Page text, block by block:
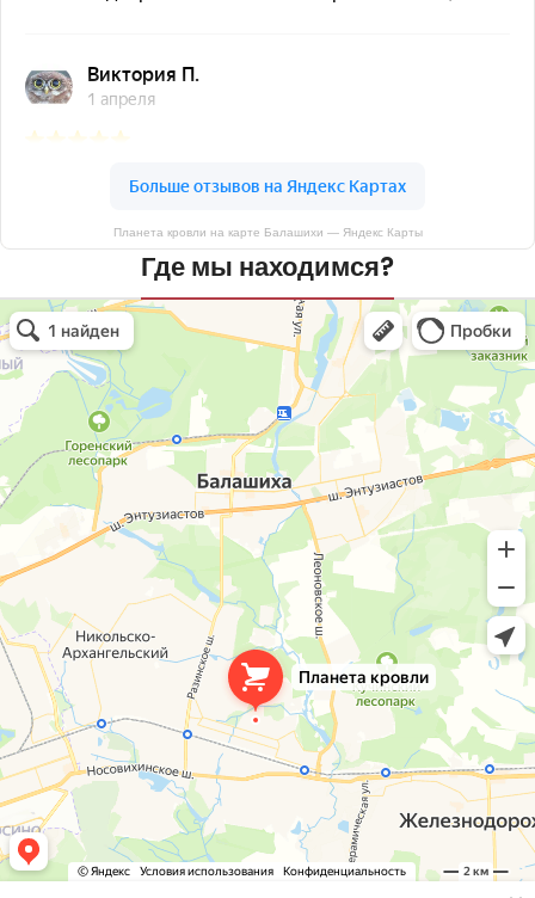
Планета кровли на карте Балашихи — Яндекс Карты
Где мы находимся?
Планета кровли
Кровля и кровельные материалы в Балашихе
Окна в Балашихе